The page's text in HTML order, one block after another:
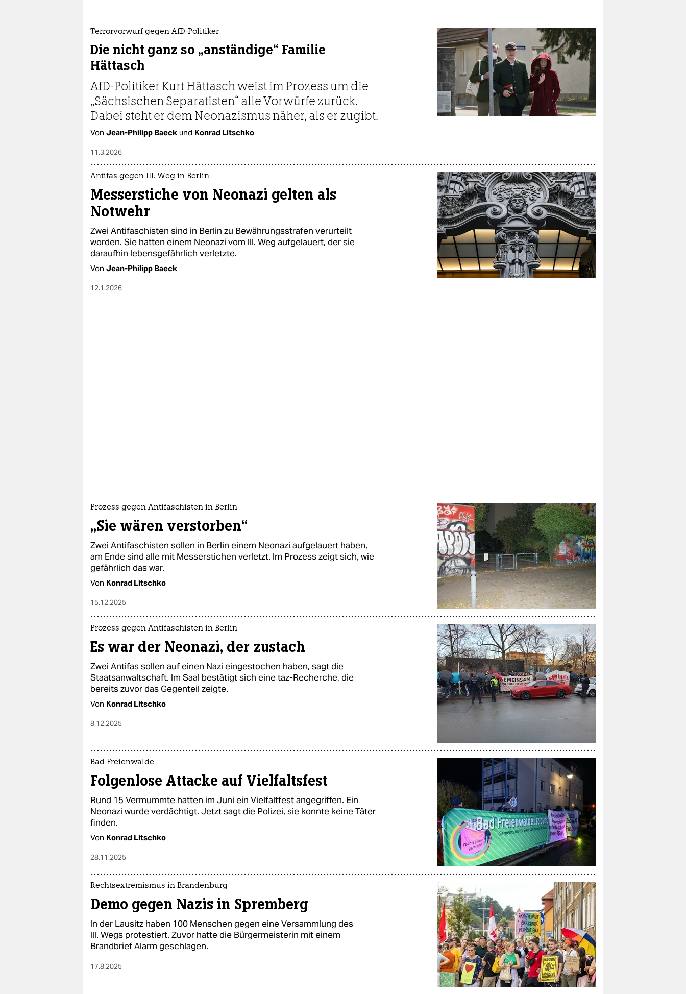
Terrorvorwurf gegen AfD-Politiker
Die nicht ganz so „anständige“ Familie
Hättasch
AfD-Politiker Kurt Hättasch weist im Prozess um die
„Sächsischen Separatisten“ alle Vorwürfe zurück.
Dabei steht er dem Neonazismus näher, als er zugibt.
Von Jean-Philipp Baeck und Konrad Litschko
11.3.2026
Antifas gegen III. Weg in Berlin
Messerstiche von Neonazi gelten als
Notwehr
Zwei Antifaschisten sind in Berlin zu Bewährungsstrafen verurteilt
worden. Sie hatten einem Neonazi vom III. Weg aufgelauert, der sie
daraufhin lebensgefährlich verletzte.
Von Jean-Philipp Baeck
12.1.2026
Prozess gegen Antifaschisten in Berlin
„Sie wären verstorben“
Zwei Antifaschisten sollen in Berlin einem Neonazi aufgelauert haben,
am Ende sind alle mit Messerstichen verletzt. Im Prozess zeigt sich, wie
gefährlich das war.
Von Konrad Litschko
15.12.2025
Prozess gegen Antifaschisten in Berlin
Es war der Neonazi, der zustach
Zwei Antifas sollen auf einen Nazi eingestochen haben, sagt die
Staatsanwaltschaft. Im Saal bestätigt sich eine taz-Recherche, die
bereits zuvor das Gegenteil zeigte.
Von Konrad Litschko
8.12.2025
Bad Freienwalde
Folgenlose Attacke auf Vielfaltsfest
Rund 15 Vermummte hatten im Juni ein Vielfaltfest angegriffen. Ein
Neonazi wurde verdächtigt. Jetzt sagt die Polizei, sie konnte keine Täter
finden.
Von Konrad Litschko
28.11.2025
Rechtsextremismus in Brandenburg
Demo gegen Nazis in Spremberg
In der Lausitz haben 100 Menschen gegen eine Versammlung des
III. Wegs protestiert. Zuvor hatte die Bürgermeisterin mit einem
Brandbrief Alarm geschlagen.
17.8.2025